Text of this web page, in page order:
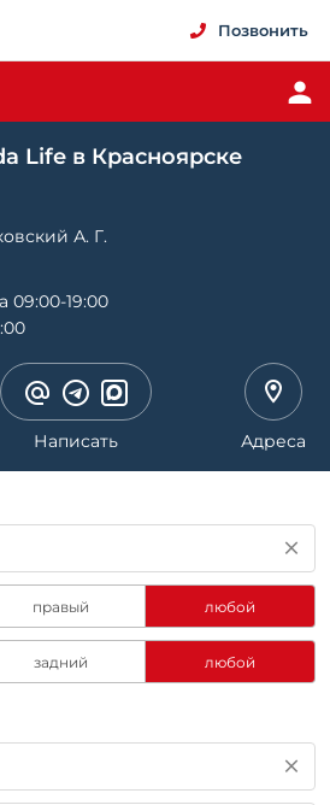
Позвонить
Life в Красноярске
А. Г.
09:00-19:00
Написать Адреса
правый любой
задний любой